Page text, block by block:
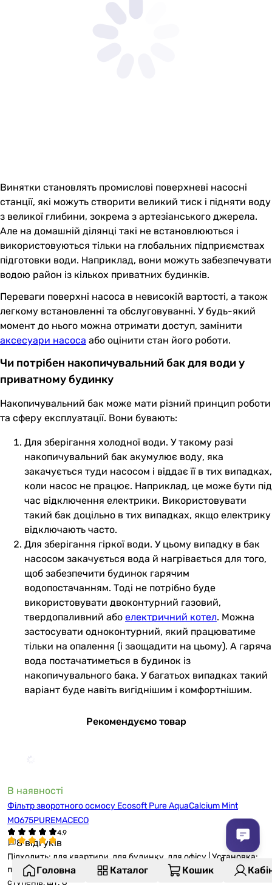
Винятки становлять промислові поверхневі насосні
станції, які можуть створити великий тиск і підняти воду
з великої глибини, зокрема з артезіанського джерела.
Але на домашній ділянці такі не встановлюються і
використовуються тільки на глобальних підприємствах
підготовки води. Наприклад, вони можуть забезпечувати
водою район із кількох приватних будинків.
Переваги поверхні насоса в невисокій вартості, а також
легкому встановленні та обслуговуванні. У будь-який
момент до нього можна отримати доступ, замінити
аксесуари насоса або оцінити стан його роботи.
Чи потрібен накопичувальний бак для води у
приватному будинку
Накопичувальний бак може мати різний принцип роботи
та сферу експлуатації. Вони бувають:
Для зберігання холодної води. У такому разі
накопичувальний бак акумулює воду, яка
закачується туди насосом і віддає її в тих випадках,
коли насос не працює. Наприклад, це може бути під
час відключення електрики. Використовувати
такий бак доцільно в тих випадках, якщо електрику
відключають часто.
Для зберігання гіркої води. У цьому випадку в бак
насосом закачується вода й нагрівається для того,
щоб забезпечити будинок гарячим
водопостачанням. Тоді не потрібно буде
використовувати двоконтурний газовий,
твердопаливний або електричний котел. Можна
застосувати одноконтурний, який працюватиме
тільки на опалення (і заощадити на цьому). А гаряча
вода постачатиметься в будинок із
накопичувального бака. У багатьох випадках такий
варіант буде навіть вигіднішим і комфортнішим.
Рекомендуємо товар
В наявності
Фільтр зворотного осмосу Ecosoft Pure AquaCalcium Mint
MO675PUREMACECO
8 відгуків
Підходить: для квартири, для будинку, для офісу | Установка:
під мийкою, підлогова | Якість очищення, %: 99.8 | Кількість
ступенів, шт: 6
Головна Каталог Кошик